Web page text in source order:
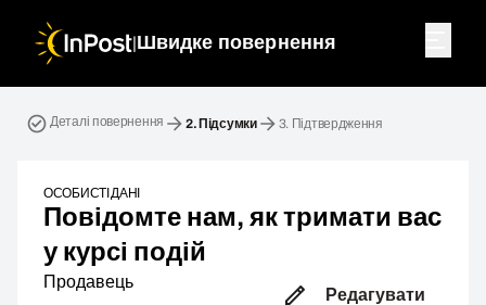
| Швидке повернення
Деталі повернення 2. Підсумки 3. Підтвердження
ОСОБИСТІ ДАНІ
Повідомте нам, як тримати вас
у курсі подій
Продавець
Редагувати